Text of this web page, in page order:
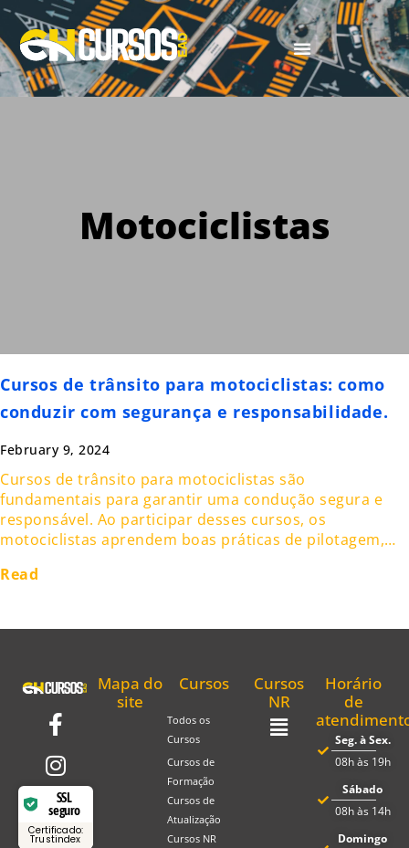
Motociclistas
Cursos de trânsito para motociclistas: como
conduzir com segurança e responsabilidade.
February 9, 2024
Cursos de trânsito para motociclistas são
fundamentais para garantir uma condução segura e
responsável. Ao participar desses cursos, os
motociclistas aprendem boas práticas de pilotagem,…
Read
SSL
seguro
Certificado:
Trustindex
Mapa do
site
Cursos
Todos os
Cursos
Cursos de
Formação
Cursos de
Atualização
Cursos NR
Cursos
NR
Horário
de
Seg. à Sex.
08h às 19h
Sábado
08h às 14h
Domingo